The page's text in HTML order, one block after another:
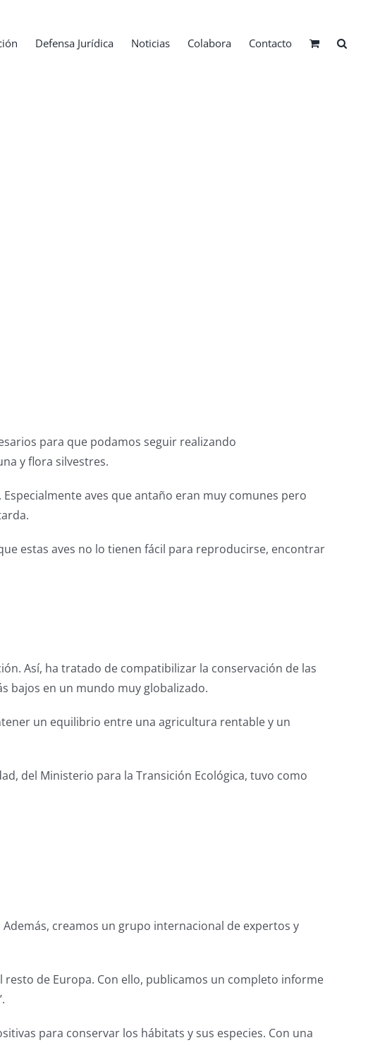
Defensa Jurídica Noticias Colabora Contacto
para que podamos seguir realizando
y flora silvestres.
aves que antaño eran muy comunes pero
estas aves no lo tienen fácil para reproducirse, encontrar
Así, ha tratado de compatibilizar la conservación de las
bajos en un mundo muy globalizado.
un equilibrio entre una agricultura rentable y un
del Ministerio para la Transición Ecológica, tuvo como
creamos un grupo internacional de expertos y
de Europa. Con ello, publicamos un completo informe
para conservar los hábitats y sus especies. Con una